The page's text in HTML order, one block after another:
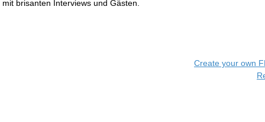
mit brisanten Interviews und Gästen.
Create your own